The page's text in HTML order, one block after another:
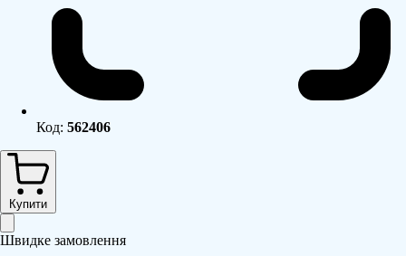
Код: 562406
Купити
Швидке замовлення